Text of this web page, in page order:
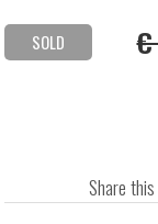
SOLD €
Share